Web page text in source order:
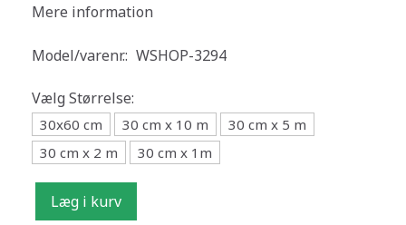
Mere information
Model/varenr.: WSHOP-3294
Vælg Størrelse:
30x60 cm 30 cm x 10 m
30 cm x 5 m
30 cm x 2 m
30 cm x 1m
Læg i kurv